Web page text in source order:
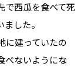
で西瓜を食べて死
した。
に建っていたの
べないようにな